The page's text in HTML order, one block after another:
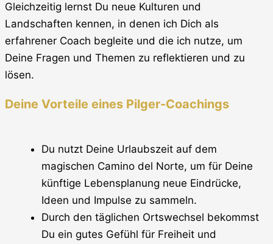
Gleichzeitig lernst Du neue Kulturen und
Landschaften kennen, in denen ich Dich als
erfahrener Coach begleite und die ich nutze, um
Deine Fragen und Themen zu reflektieren und zu
lösen.
Deine Vorteile eines Pilger-Coachings
Du nutzt Deine Urlaubszeit auf dem
magischen Camino del Norte, um für Deine
künftige Lebensplanung neue Eindrücke,
Ideen und Impulse zu sammeln.
Durch den täglichen Ortswechsel bekommst
Du ein gutes Gefühl für Freiheit und